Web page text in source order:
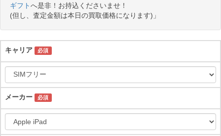
ギフトへ是非！お持込くださいませ！
(但し、査定金額は本日の買取価格になります)」
キャリア 必須
メーカー 必須